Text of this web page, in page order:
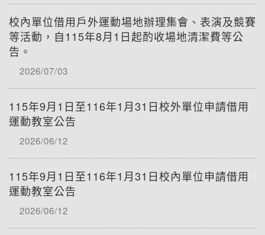
校內單位借用戶外運動場地辦理集會、表演及競賽
等活動，自115年8月1日起酌收場地清潔費等公
告。
2026/07/03
115年9月1日至116年1月31日校外單位申請借用
運動教室公告
2026/06/12
115年9月1日至116年1月31日校內單位申請借用
運動教室公告
2026/06/12